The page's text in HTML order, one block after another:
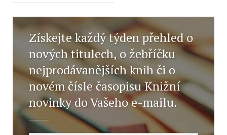
Získejte každý týden přehled o
nových titulech, o žebříčku
nejprodávanějších knih či o
novém čísle časopisu Knižní
novinky do Vašeho e-mailu.